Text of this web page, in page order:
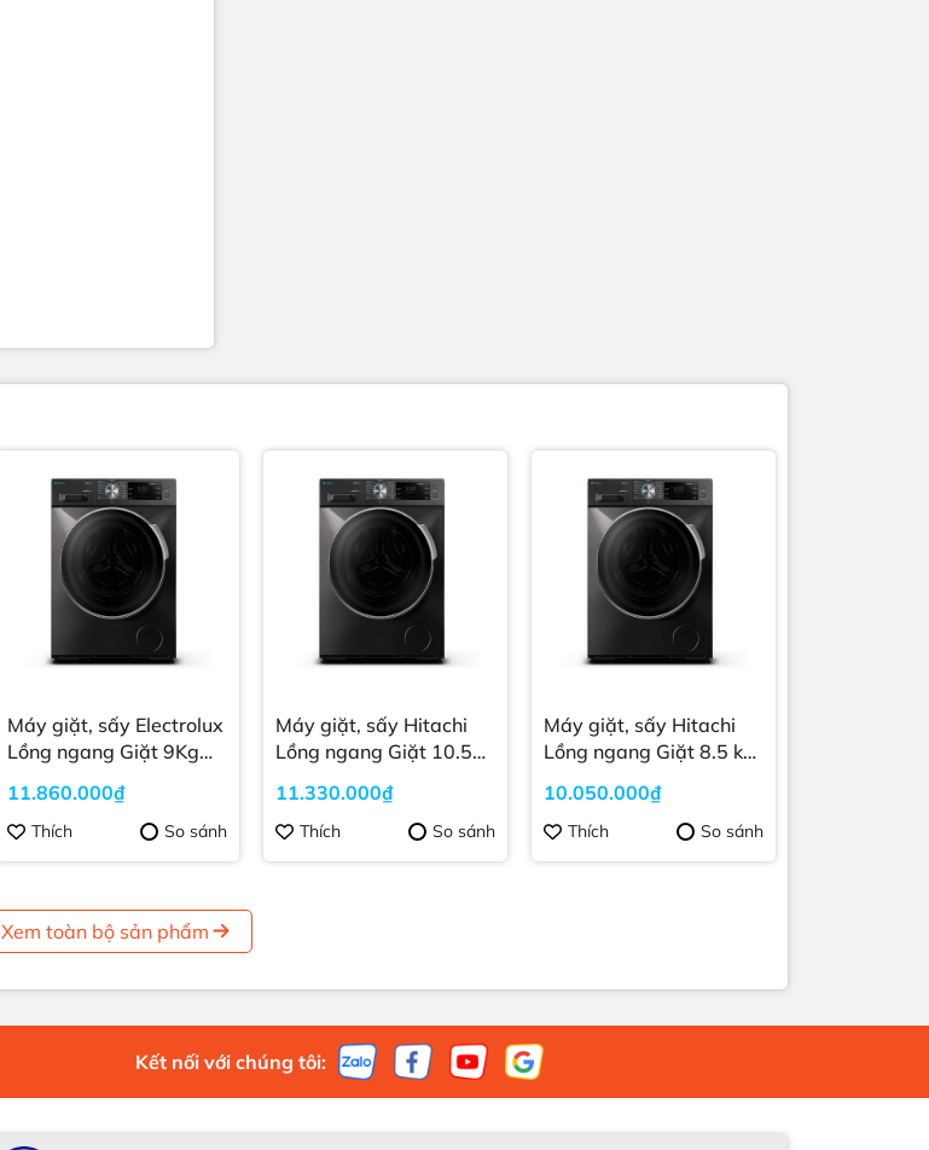
Máy giặt, sấy Electrolux
Lồng ngang Giặt 9Kg
minh Trắng
EWW9024P5WB
11.860.000₫
Thích So sánh
Máy giặt, sấy Hitachi
Lồng ngang Giặt 10.5
Xám BD-D1054HVOS
11.330.000₫
Thích So sánh
Máy giặt, sấy Hitachi
Lồng ngang Giặt 8.5 kg,
BD-D852HVOS
10.050.000₫
Thích So sánh
Xem toàn bộ sản phẩm
Kết nối với chúng tôi: